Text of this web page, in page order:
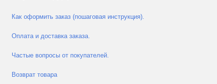
Как оформить заказ (пошаговая инструкция).
Оплата и доставка заказа.
Частые вопросы от покупателей.
Возврат товара